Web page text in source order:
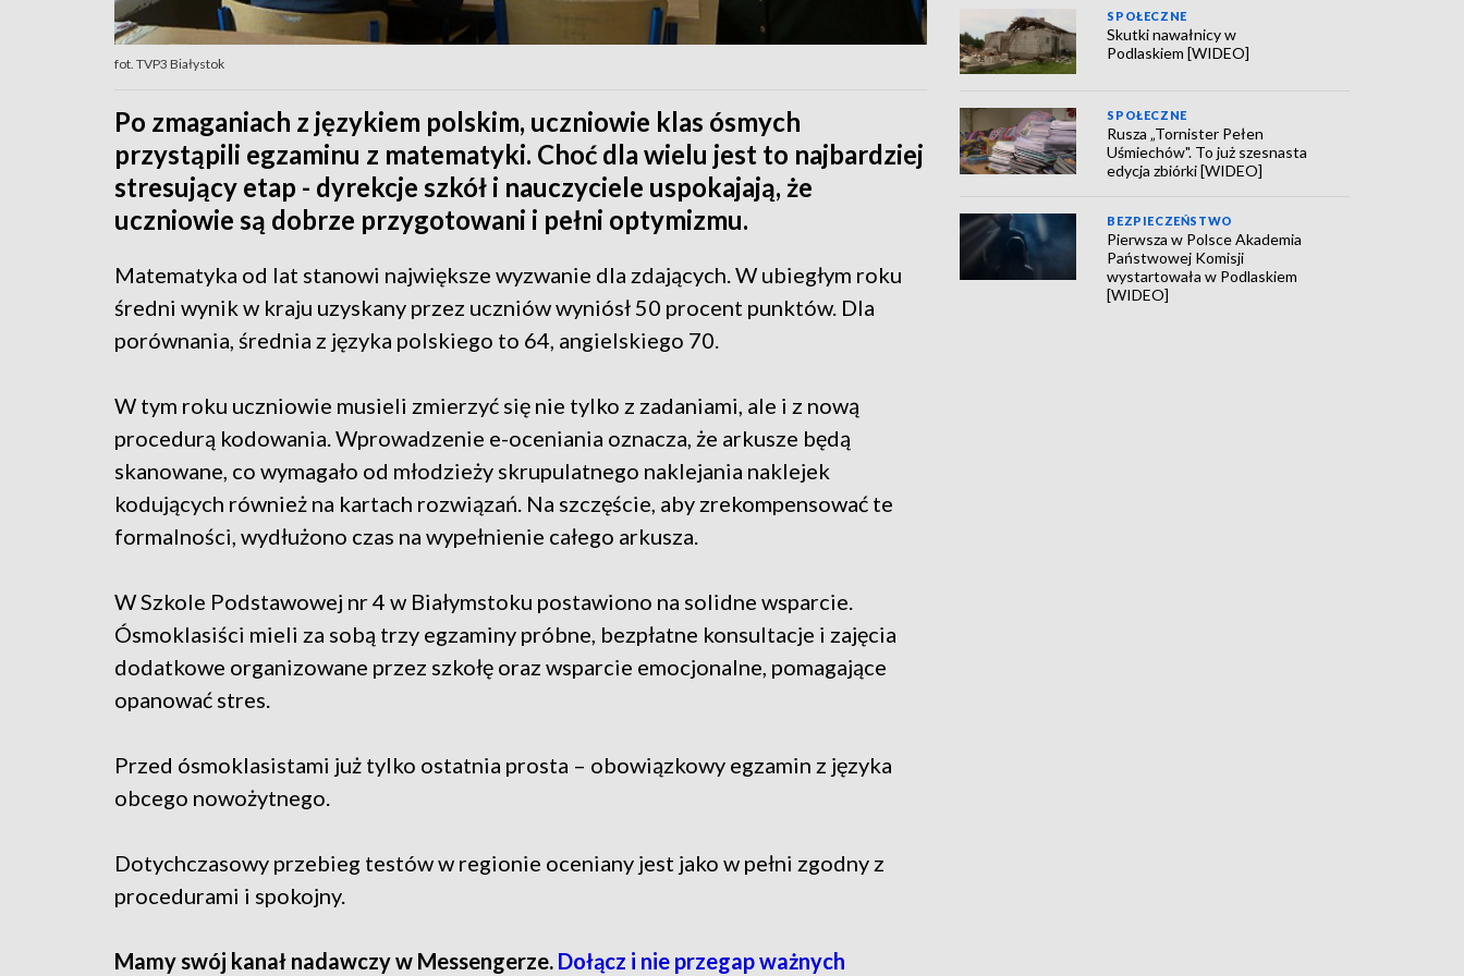
fot. TVP3 Białystok
Po zmaganiach z językiem polskim, uczniowie klas ósmych
przystąpili egzaminu z matematyki. Choć dla wielu jest to najbardziej
stresujący etap - dyrekcje szkół i nauczyciele uspokajają, że
uczniowie są dobrze przygotowani i pełni optymizmu.
Matematyka od lat stanowi największe wyzwanie dla zdających. W ubiegłym roku
średni wynik w kraju uzyskany przez uczniów wyniósł 50 procent punktów. Dla
porównania, średnia z języka polskiego to 64, angielskiego 70.
W tym roku uczniowie musieli zmierzyć się nie tylko z zadaniami, ale i z nową
procedurą kodowania. Wprowadzenie e-oceniania oznacza, że arkusze będą
skanowane, co wymagało od młodzieży skrupulatnego naklejania naklejek
kodujących również na kartach rozwiązań. Na szczęście, aby zrekompensować te
formalności, wydłużono czas na wypełnienie całego arkusza.
W Szkole Podstawowej nr 4 w Białymstoku postawiono na solidne wsparcie.
Ósmoklasiści mieli za sobą trzy egzaminy próbne, bezpłatne konsultacje i zajęcia
dodatkowe organizowane przez szkołę oraz wsparcie emocjonalne, pomagające
opanować stres.
Przed ósmoklasistami już tylko ostatnia prosta – obowiązkowy egzamin z języka
obcego nowożytnego.
Dotychczasowy przebieg testów w regionie oceniany jest jako w pełni zgodny z
procedurami i spokojny.
Mamy swój kanał nadawczy w Messengerze. Dołącz i nie przegap ważnych
SPOŁECZNE
Skutki nawałnicy w
Podlaskiem [WIDEO]
SPOŁECZNE
Rusza „Tornister Pełen
Uśmiechów". To już szesnasta
edycja zbiórki [WIDEO]
BEZPIECZEŃSTWO
Pierwsza w Polsce Akademia
Państwowej Komisji
wystartowała w Podlaskiem
[WIDEO]